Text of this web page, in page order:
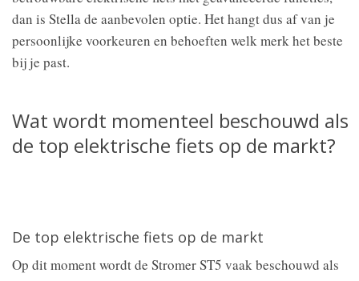
dan is Stella de aanbevolen optie. Het hangt dus af van je
persoonlijke voorkeuren en behoeften welk merk het beste
bij je past.
Wat wordt momenteel beschouwd als
de top elektrische fiets op de markt?
De top elektrische fiets op de markt
Op dit moment wordt de Stromer ST5 vaak beschouwd als